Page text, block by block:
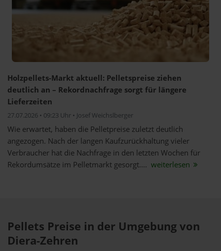
Holzpellets-Markt aktuell: Pelletspreise ziehen
deutlich an – Rekordnachfrage sorgt für längere
Lieferzeiten
27.07.2026 • 09:23 Uhr • Josef Weichslberger
Wie erwartet, haben die Pelletpreise zuletzt deutlich
angezogen. Nach der langen Kaufzurückhaltung vieler
Verbraucher hat die Nachfrage in den letzten Wochen für
Rekordumsätze im Pelletmarkt gesorgt.... weiterlesen
Pellets Preise in der Umgebung von
Diera-Zehren